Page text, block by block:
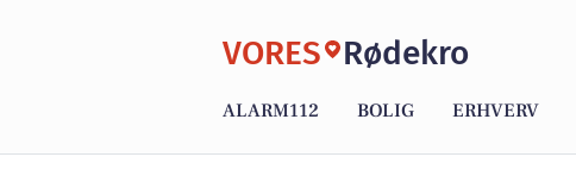
VORES Rødekro
ALARM112 BOLIG ERHVERV